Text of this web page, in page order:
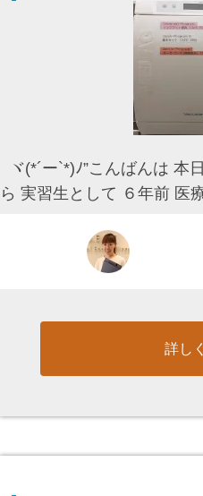
ヾ(*´ー`*)ﾉ”こんばんは 本
ら 実習生として ６年前 医
詳し